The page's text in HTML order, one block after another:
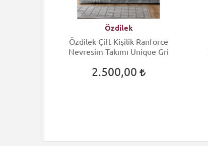
Özdilek
Özdilek Çift Kişilik Ranforce
Nevresim Takımı Unique Gri
2.500,00